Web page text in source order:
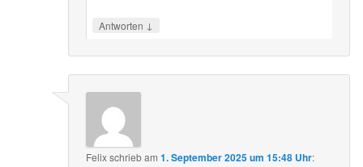
Antworten ↓
Felixschriebam1. September 2025 um 15:48 Uhr: